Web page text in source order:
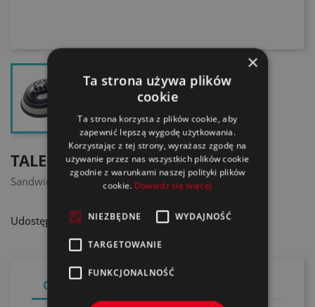
TALERZ POLERSKI, KANAPKOWY
Sandwich (pod futro lila)
Udostępnij
Opis
×
Ta strona używa plików
cookie
Ta strona korzysta z plików cookie, aby
zapewnić lepszą wygodę użytkowania.
Korzystając z tej strony, wyrażasz zgodę na
używanie przez nas wszystkich plików cookie
zgodnie z warunkami naszej polityki plików
cookie. Dowiedz się więcej
NIEZBĘDNE WYDAJNOŚĆ
TARGETOWANIE
FUNKCJONALNOŚĆ